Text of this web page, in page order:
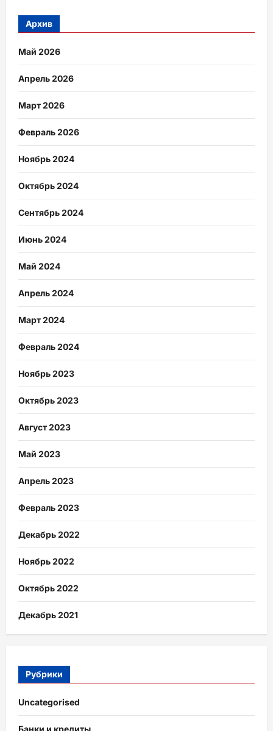
Архив
Май 2026
Апрель 2026
Март 2026
Февраль 2026
Ноябрь 2024
Октябрь 2024
Сентябрь 2024
Июнь 2024
Май 2024
Апрель 2024
Март 2024
Февраль 2024
Ноябрь 2023
Октябрь 2023
Август 2023
Май 2023
Апрель 2023
Февраль 2023
Декабрь 2022
Ноябрь 2022
Октябрь 2022
Декабрь 2021
Рубрики
Uncategorised
Банки и кредиты